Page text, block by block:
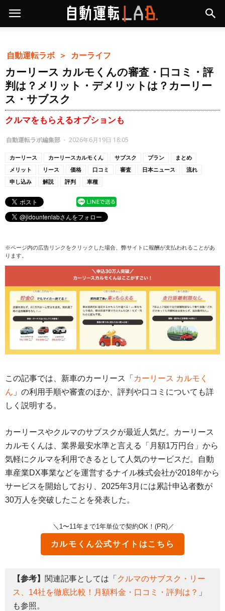
自動運転ラボ ＞ カーライフ
カーリース カルモくんの審査・口コミ・評
判は？メリット・デメリットは？カーリー
ス・サブスク
クルマをもらえるオプションも
自動運転ラボ編集部 - 2026年6月19日 18:05
カーリース カーリースカルモくん サブスク プラン
まとめ
メリット
リース 価格 口コミ 審査 日本ニュース
流れ
申し込み
解説 評判 車種
※ページ内の広告リンクをクリックした場合、弊サイトに報酬が支払われることがあ
ります。
この記事では、新車のカーリース「 カーリース カルモく
ん 」の利用手順や審査のほか、評判や口コミについても詳
しく説明する。
カーリースやクルマのサブスクが最近人気だ。カーリース
カルモくんは、業界最安水準と言える「月額1万円台」から
気軽にクルマを利用できるとして人気のサービスだ。自動
車産業DX事業などを運営するナイル株式会社が2018年から
サービスを開始しており、2025年3月には累計申込者数が
30万人を突破したことを発表した。
＼1〜11年まで1年単位で契約OK！(PR)／
カルモくん公式サイトはこちら
【参考】 関連記事としては「 クルマのサブスク・リー
ス、14社を徹底比較！月額料金・口コミ・評判は？ 」
も参照。